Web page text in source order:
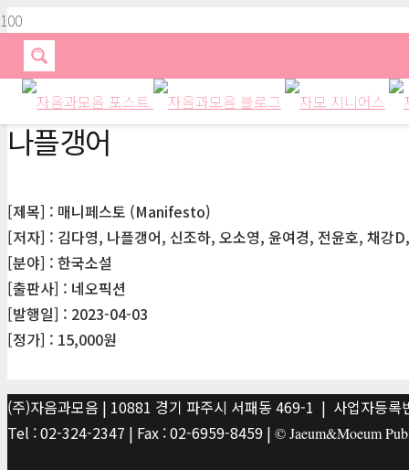
나플갱어
[제목] : 매니페스토 (Manifesto)
[저자] : 김다영, 나플갱어, 신조하, 오소영, 윤여경, 전윤호, 채강
[분야] : 한국소설
[출판사] : 네오픽션
[발행일] : 2023-04-03
[정가] : 15,000원
(주)자음과모음 | 10881 경기 파주시 서패동 469-1 | 사업자등
Tel : 02-324-2347 | Fax : 02-6959-8459 | © Jaeum&Moeum